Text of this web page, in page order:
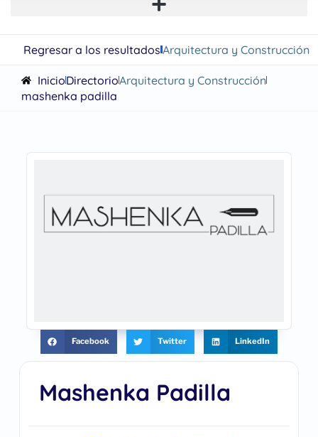
Regresar a los resultadosArquitectura y Construcción
InicioDirectorioArquitectura y Construcción
mashenka padilla
Mashenka Padilla
Facebook Twitter LinkedIn